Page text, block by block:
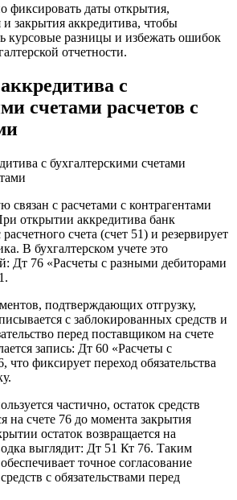
фиксировать даты открытия,
закрытия аккредитива, чтобы
курсовые разницы и избежать ошибок
отчетности.
с
счетами расчетов с
связан с расчетами с контрагентами
открытии аккредитива банк
счета (счет 51) и резервирует
В бухгалтерском учете это
Дт 76 «Расчеты с разными дебиторами
подтверждающих отгрузку,
с заблокированных средств и
перед поставщиком на счете
запись: Дт 60 «Расчеты с
фиксирует переход обязательства
частично, остаток средств
на счете 76 до момента закрытия
остаток возвращается на
выглядит: Дт 51 Кт 76. Таким
точное согласование
с обязательствами перед